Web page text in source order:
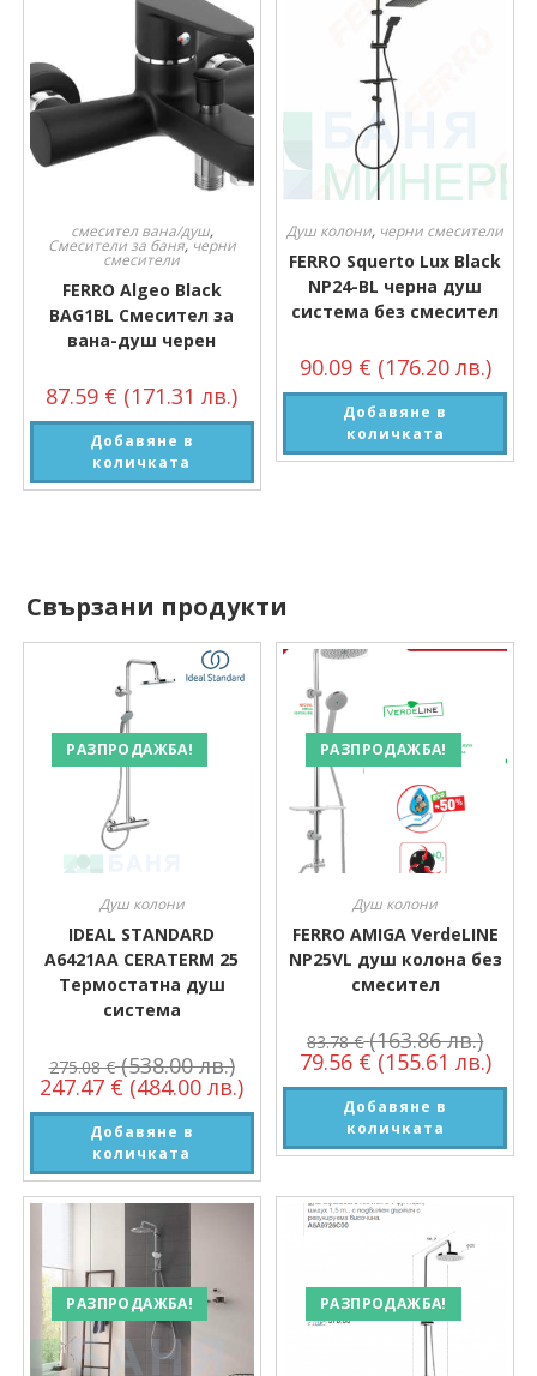
смесител вана/душ,
Смесители за баня,черни
смесители
FERRO Algeo Black
BAG1BL Смесител за
вана-душ черен
87.59 € (171.31 лв.)
Добавяне в
количката
Душ колони, черни смесители
FERRO Squerto Lux Black
NP24-BL черна душ
система без смесител
90.09 € (176.20 лв.)
Добавяне в
количката
Свързани продукти
РАЗПРОДАЖБА!
Душ колони
IDEAL STANDARD
A6421AA CERATERM 25
Термостатна душ
система
275.08€ (538.00 лв.)
247.47 € (484.00 лв.)
Добавяне в
количката
РАЗПРОДАЖБА!
Душ колони
FERRO AMIGA VerdeLINE
NP25VL душ колона без
смесител
83.78€ (163.86 лв.)
79.56 € (155.61 лв.)
Добавяне в
количката
РАЗПРОДАЖБА! РАЗПРОДАЖБА!